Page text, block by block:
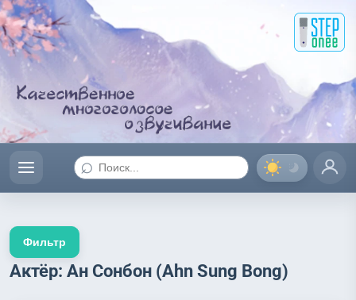
⌕
Актёр: Ан Сонбон (Ahn Sung Bong)
Фильтр